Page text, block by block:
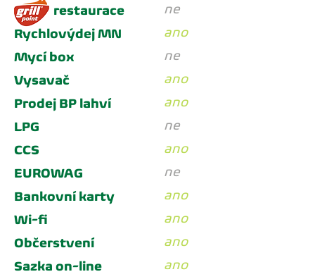
restaurace
Rychlovýdej MN
Mycí box
Vysavač
Prodej BP lahví
LPG
CCS
EUROWAG
Bankovní karty
Wi-fi
Občerstvení
Sazka on-line
ne
ano
ne
ano
ano
ne
ano
ne
ano
ano
ano
ano